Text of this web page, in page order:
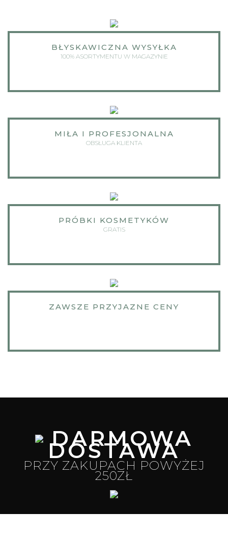
BŁYSKAWICZNA WYSYŁKA
100% ASORTYMENTU W MAGAZYNIE
MIŁA I PROFESJONALNA
OBSŁUGA KLIENTA
PRÓBKI KOSMETYKÓW
GRATIS
ZAWSZE PRZYJAZNE CENY
DARMOWA
DOSTAWA
PRZY ZAKUPACH POWYŻEJ
250ZŁ